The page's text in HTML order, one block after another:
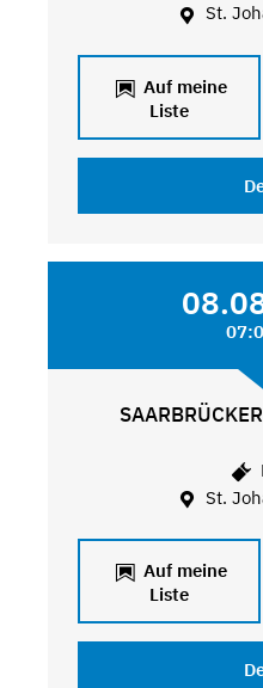
St.
Auf meine
Liste
St.
Auf meine
Liste